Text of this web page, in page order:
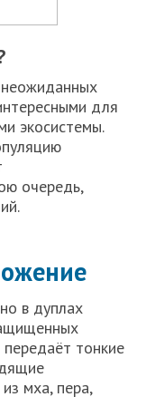
для
экосистемы.
очередь,
в дуплах
тонкие
мха, пера,